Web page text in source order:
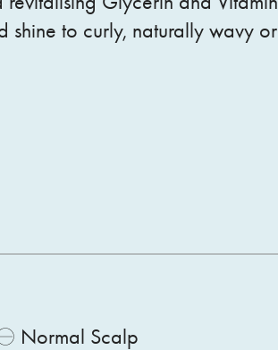
shine to curly, naturally wavy or
Normal Scalp